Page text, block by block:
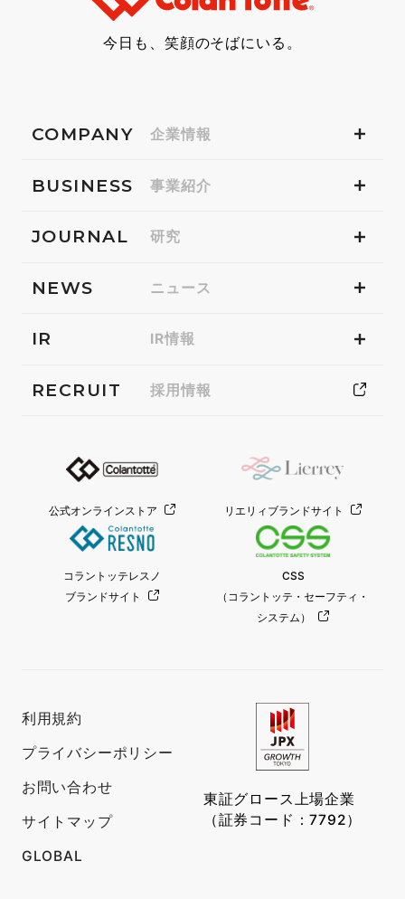
今日も、笑顔のそばにいる。
COMPANY 企業情報
BUSINESS 事業紹介
JOURNAL 研究
NEWS ニュース
IR IR情報
RECRUIT 採用情報
公式オンラインストア リエリィブランドサイト
コラントッテレスノ
ブランドサイト
CSS
（コラントッテ・セーフティ・
システム）
利用規約
プライバシーポリシー
お問い合わせ
サイトマップ
GLOBAL
東証グロース上場企業
（証券コード：7792）